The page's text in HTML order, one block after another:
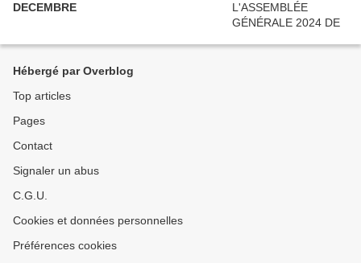
DECEMBRE
Hébergé par Overblog
Top articles
Pages
Contact
Signaler un abus
C.G.U.
Cookies et données personnelles
Préférences cookies